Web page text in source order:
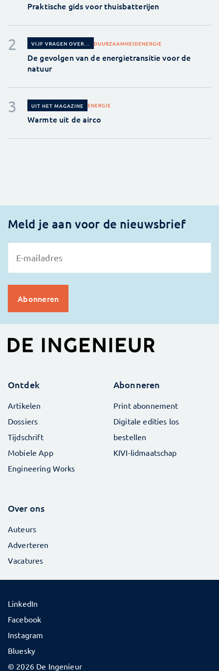
Praktische gids voor thuisbatterijen
VIJF VRAGEN OVER... DUURZAAMHEIDENERGIE
De gevolgen van de energietransitie voor de
natuur
UIT HET MAGAZINE ENERGIE
Warmte uit de airco
Meld je aan voor de nieuwsbrief
Ontdek
Artikelen
Dossiers
Tijdschrift
Mobiele App
Engineering Works
Abonneren
Print abonnement
Digitale edities los
bestellen
KIVI-lidmaatschap
Over ons
Auteurs
Adverteren
Vacatures
© 2026 De Ingenieur
LinkedIn
Facebook
Instagram
Bluesky